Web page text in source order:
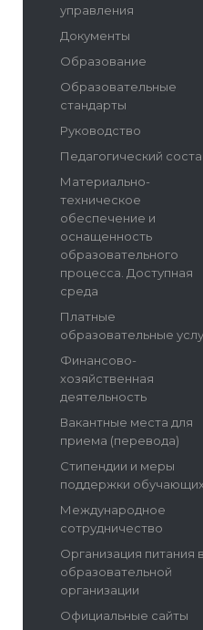
управления
Документы
Образование
Образовательные
стандарты
Руководство
Педагогический
Материально-
техническое
обеспечение и
оснащенность
образовательного
процесса. Доступная
среда
Платные
образовательные
Финансово-
хозяйственная
деятельность
Вакантные места для
приема (перевода)
Стипендии и меры
поддержки
Международное
сотрудничество
Организация питания в
образовательной
организации
Официальные сайты